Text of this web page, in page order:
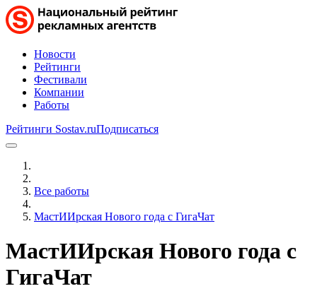
Новости
Рейтинги
Фестивали
Компании
Работы
Рейтинги Sostav.ruПодписаться
Все работы
МастИИрская Нового года с ГигаЧат
МастИИрская Нового года с
ГигаЧат